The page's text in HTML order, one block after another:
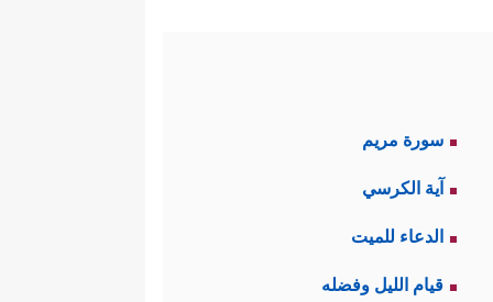
سورة مريم
آية الكرسي
الدعاء للميت
قيام الليل وفضله